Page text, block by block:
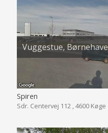
Vuggestue, Børnehave
Spiren
Sdr. Centervej 112 , 4600 Køge